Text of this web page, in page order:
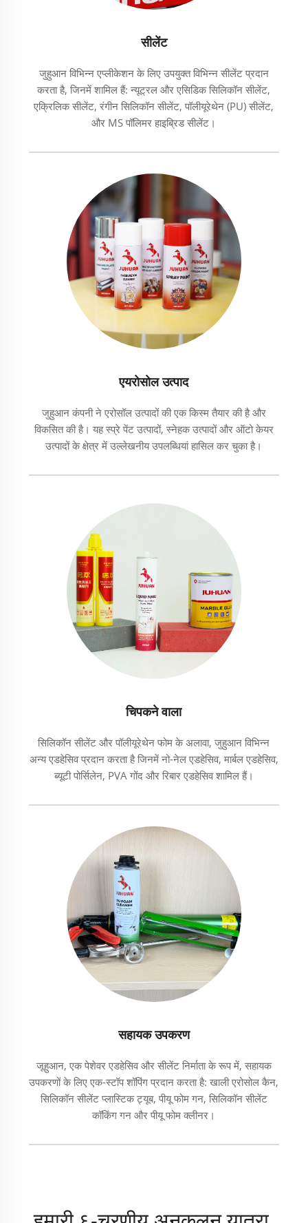
सीलेंट
जुहुआन विभिन्न एप्लीकेशन के लिए उपयुक्त विभिन्न सीलेंट प्रदान
करता है, जिनमें शामिल हैं: न्यूट्रल और एसिडिक सिलिकॉन सीलेंट,
एक्रिलिक सीलेंट, रंगीन सिलिकॉन सीलेंट, पॉलीयूरेथेन (PU) सीलेंट,
और MS पॉलिमर हाइब्रिड सीलेंट।
एयरोसोल उत्पाद
जुहुआन कंपनी ने एरोसॉल उत्पादों की एक किस्म तैयार की है और
विकसित की है। यह स्प्रे पेंट उत्पादों, स्नेहक उत्पादों और ऑटो केयर
उत्पादों के क्षेत्र में उल्लेखनीय उपलब्धियां हासिल कर चुका है।
चिपकने वाला
सिलिकॉन सीलेंट और पॉलीयूरेथेन फोम के अलावा, जुहुआन विभिन्न
अन्य एडहेसिव प्रदान करता है जिनमें नो-नेल एडहेसिव, मार्बल एडहेसिव,
ब्यूटी पोर्सिलेन, PVA गोंद और रिबार एडहेसिव शामिल हैं।
सहायक उपकरण
जूहुआन, एक पेशेवर एडहेसिव और सीलेंट निर्माता के रूप में, सहायक
उपकरणों के लिए एक-स्टॉप शॉपिंग प्रदान करता है: खाली एरोसोल कैन,
सिलिकॉन सीलेंट प्लास्टिक ट्यूब, पीयू फोम गन, सिलिकॉन सीलेंट
कॉकिंग गन और पीयू फोम क्लीनर।